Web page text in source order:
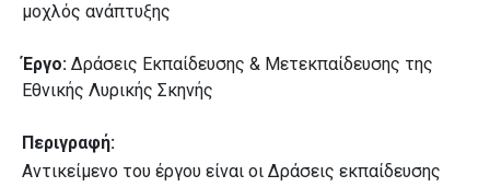
μοχλός ανάπτυξης
Έργο: Δράσεις Εκπαίδευσης & Μετεκπαίδευσης της
Εθνικής Λυρικής Σκηνής
Περιγραφή:
Αντικείμενο του έργου είναι οι Δράσεις εκπαίδευσης